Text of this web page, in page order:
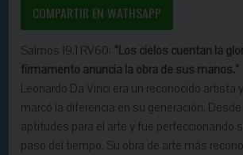
COMPARTIR EN WATHSAPP
Salmos 19.1 RV60: “Los cielos cuentan la
firmamento anuncia la obra de sus manos.”
Leonardo Da Vinci era un reconocido artista
marcó la diferencia en su generación.
aptitudes para el arte y fue perfeccionando
paso del tiempo. Su obra de arte más